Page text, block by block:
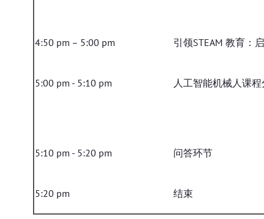
4:50 pm – 5:00 pm 引领STEAM 教育：
5:00 pm - 5:10 pm 人工智能机械人课程
5:10 pm - 5:20 pm 问答环节
5:20 pm 结束